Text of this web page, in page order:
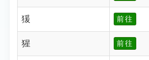
猨 前往
猩 前往